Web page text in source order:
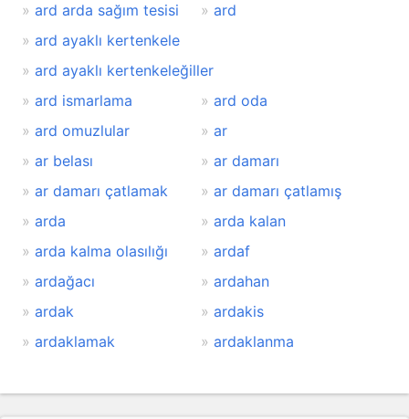
ard arda sağım tesisi
ard
ard ayaklı kertenkele
ard ayaklı kertenkeleğiller
ard ismarlama
ard oda
ard omuzlular
ar
ar belası
ar damarı
ar damarı çatlamak
ar damarı çatlamış
arda
arda kalan
arda kalma olasılığı
ardaf
ardağacı
ardahan
ardak
ardakis
ardaklamak
ardaklanma